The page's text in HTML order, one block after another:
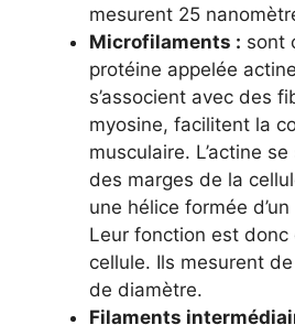
mesurent 25
Microfilaments : sont
protéine appelée
s’associent avec des
myosine, facilitent la
musculaire. L’actine
des marges de la
une hélice formée
Leur fonction est donc
cellule. Ils mesurent
de diamètre.
Filaments